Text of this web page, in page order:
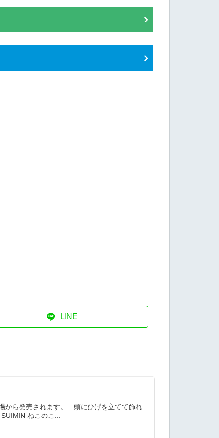
LINE
から発売されます。 頭にひげを立てて飾れ
ねこのこ...